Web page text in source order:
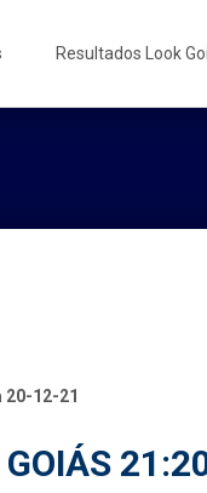
Resultados Look
20-12-21
GOIÁS